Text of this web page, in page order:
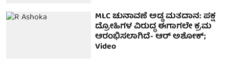
MLC ಚುನಾವಣೆ ಅಡ್ಡ ಮತದಾನ: ಪಕ್ಷ
ದ್ರೋಹಿಗಳ ವಿರುದ್ಧ ಈಗಾಗಲೇ ಕ್ರಮ
ಆರಂಭಿಸಲಾಗಿದೆ- ಆರ್ ಅಶೋಕ್;
Video